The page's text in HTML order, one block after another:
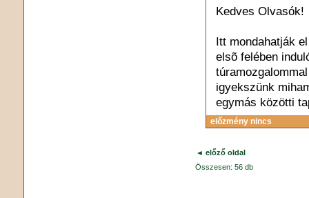
Kedves Olvasók!
Itt mondahatják
elsõ felében
igyekszünk
egymás közötti
előzmény nincs
◄ előző oldal
Összesen: 56 db